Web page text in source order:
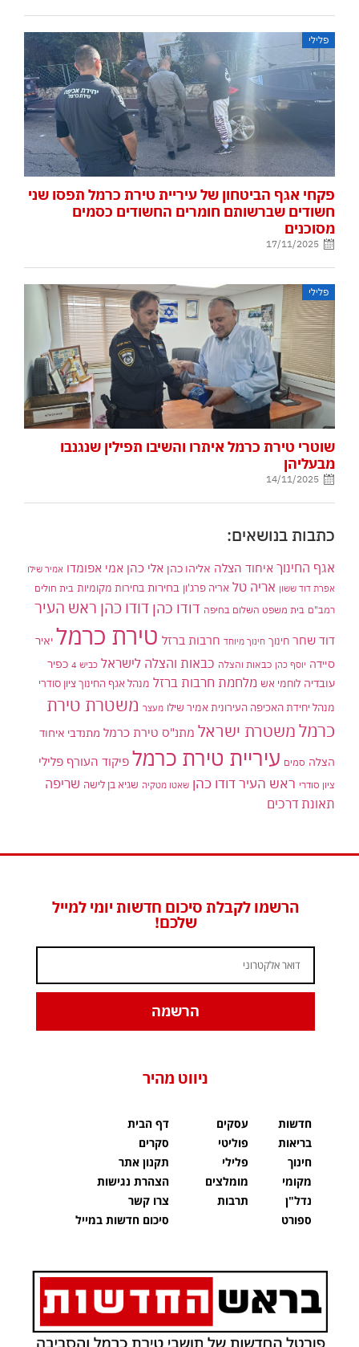
פלילי
פקחי אגף הביטחון של עיריית טירת כרמל תפסו שני
חשודים שברשותם חומרים החשודים כסמים
מסוכנים
17/11/2025
פלילי
שוטרי טירת כרמל איתרו והשיבו תפילין שנגנבו
מבעליהן
14/11/2025
כתבות בנושאים:
אגף החינוך איחוד הצלה אליהו כהן אלי כהן אמי אפומדו אמיר שילו
אפרת דוד ששון אריה טל אריה פרג'ון בחירות בחירות מקומיות בית חולים
רמב"ם בית משפט השלום בחיפה דודו כהן דודו כהן ראש העיר
דוד שחר חינוך חינוך מיוחד חרבות ברזל טירת כרמל יאיר
סיידה יוסף כהן כבאות והצלה כבאות והצלה לישראל כביש 4
כפיר
עובדיה לוחמי אש מלחמת חרבות ברזל מנהל אגף החינוך ציון סודרי
מנהל יחידת האכיפה העירונית אמיר שילו מעצר משטרת טירת
כרמלמשטרת ישראל מתנ"ס טירת כרמל מתנדבי איחוד
הצלה סמים עיריית טירת כרמל פיקוד העורף פלילי
ציון סודרי ראש העיר דודו כהן שאטו מטקיה שגיא בן לישה שריפה
תאונת דרכים
הרשמו לקבלת סיכום חדשות יומי למייל
שלכם!
הרשמה
ניווט מהיר
חדשות
בריאות
חינוך
מקומי
נדל"ן
ספורט
עסקים
פוליטי
פלילי
מומלצים
תרבות
דף הבית
סקרים
תקנון אתר
הצהרת נגישות
צרו קשר
סיכום חדשות במייל